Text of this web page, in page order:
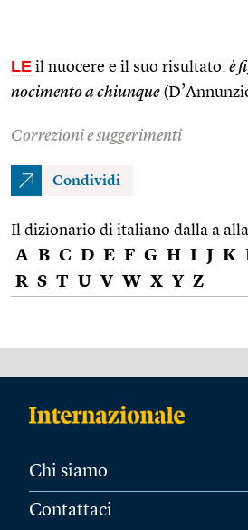
LE il nuocere e il suo risultato: è
nocimento a chiunque
Correzioni e suggerimenti
Condividi
Il dizionario di italiano dalla a
A B C D E F G H I J K
R S T U V W X Y Z
Chi siamo
Contattaci